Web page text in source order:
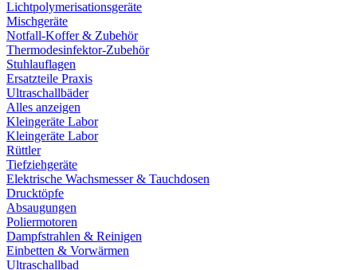
Lichtpolymerisationsgeräte
Mischgeräte
Notfall-Koffer & Zubehör
Thermodesinfektor-Zubehör
Stuhlauflagen
Ersatzteile Praxis
Ultraschallbäder
Alles anzeigen
Kleingeräte Labor
Kleingeräte Labor
Rüttler
Tiefziehgeräte
Elektrische Wachsmesser & Tauchdosen
Drucktöpfe
Absaugungen
Poliermotoren
Dampfstrahlen & Reinigen
Einbetten & Vorwärmen
Ultraschallbad